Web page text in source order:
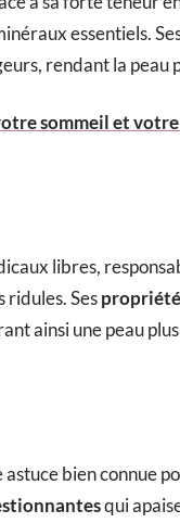
essentiels.
rendant la peau
sommeil et
libres,
ridules. Ses
ainsi une peau
bien connue
qui